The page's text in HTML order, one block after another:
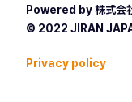
Powered by 株式会
© 2022 JIRAN
Privacy policy